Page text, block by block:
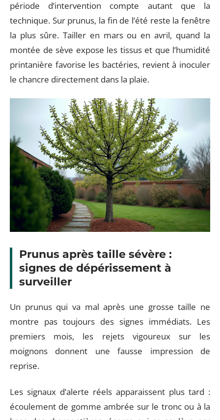
période d’intervention compte autant que la
technique. Sur prunus, la fin de l’été reste la fenêtre
la plus sûre. Tailler en mars ou en avril, quand la
montée de sève expose les tissus et que l’humidité
printanière favorise les bactéries, revient à inoculer
le chancre directement dans la plaie.
Prunus après taille sévère :
signes de dépérissement à
surveiller
Un prunus qui va mal après une grosse taille ne
montre pas toujours des signes immédiats. Les
premiers mois, les rejets vigoureux sur les
moignons donnent une fausse impression de
reprise.
Les signaux d’alerte réels apparaissent plus tard :
écoulement de gomme ambrée sur le tronc ou à la